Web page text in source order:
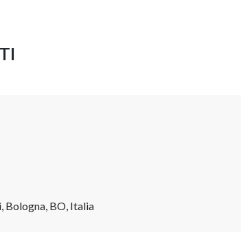
Bologna, BO, Italia